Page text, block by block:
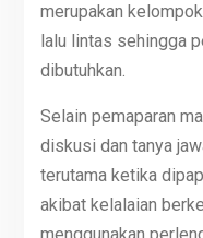
merupakan
lalu lintas sehingga
dibutuhkan.
Selain pemaparan
diskusi dan tanya
terutama ketika
akibat kelalaian